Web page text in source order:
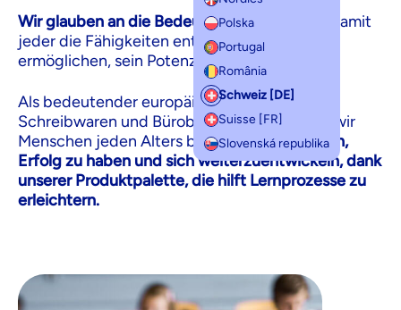
Polska
Portugal
România
Schweiz [DE]
Suisse [FR]
Slovenská republika
Wir glauben an die Bedeutung von Bildung,
damit
jeder die Fähigkeiten entwickelt, die es ihm
ermöglichen, sein Potenzial auszuschöpfen.
Als bedeutender europäischer Anbieter von
Schreibwaren und Bürobedarf unterstützen wir
Menschen jeden Alters beim Lernen, Arbeiten,
Erfolg zu haben und sich weiterzuentwickeln, dank
unserer Produktpalette, die hilft Lernprozesse zu
erleichtern.